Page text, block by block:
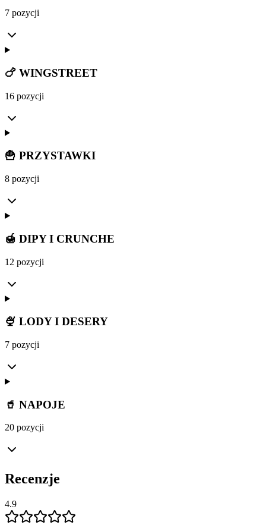
7 pozycji
🍗 WINGSTREET
16 pozycji
🍟 PRZYSTAWKI
8 pozycji
🍯 DIPY I CRUNCHE
12 pozycji
🍨 LODY I DESERY
7 pozycji
🥤 NAPOJE
20 pozycji
Recenzje
4.9